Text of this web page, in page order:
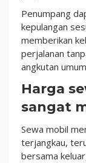
Penumpang
kepulangan
memberikan
perjalanan
angkutan
Harga
sangat
Sewa mobil
terjangkau,
bersama